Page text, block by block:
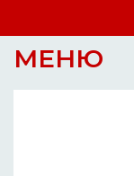
МЕНЮ